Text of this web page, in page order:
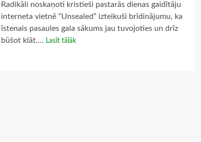
Radikāli noskaņoti kristieši pastarās dienas gaidītāju
interneta vietnē “Unsealed” izteikuši brīdinājumu, ka
īstenais pasaules gala sākums jau tuvojoties un drīz
būšot klāt.... Lasīt tālāk